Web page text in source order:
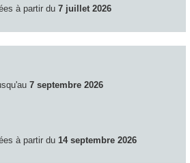
à partir du 7 juillet 2026
7 septembre 2026
à partir du 14 septembre 2026